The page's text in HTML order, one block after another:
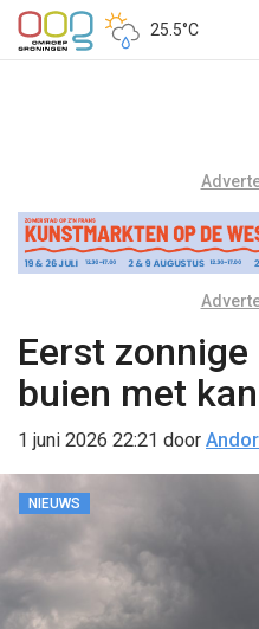
25.5°C
Eerst
buien met
1 juni 2026 22:21 door
NIEUWS